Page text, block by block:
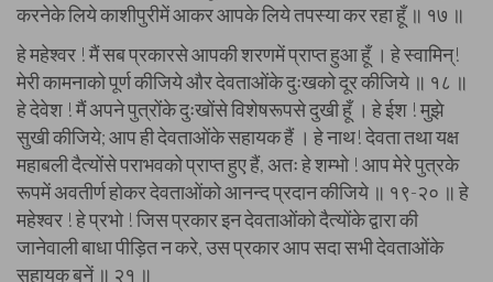
करनेके लिये काशीपुरीमें आकर आपके लिये तपस्या कर रहा हूँ ॥ १७ ॥
हे महेश्वर ! मैं सब प्रकारसे आपकी शरणमें प्राप्त हुआ हूँ । हे स्वामिन्!
मेरी कामनाको पूर्ण कीजिये और देवताओंके दुःखको दूर कीजिये ॥ १८ ॥
हे देवेश ! मैं अपने पुत्रोंके दुःखोंसे विशेषरूपसे दुखी हूँ । हे ईश ! मुझे
सुखी कीजिये; आप ही देवताओंके सहायक हैं । हे नाथ! देवता तथा यक्ष
महाबली दैत्योंसे पराभवको प्राप्त हुए हैं, अतः हे शम्भो ! आप मेरे पुत्रके
रूपमें अवतीर्ण होकर देवताओंको आनन्द प्रदान कीजिये ॥ १९-२० ॥ हे
महेश्वर ! हे प्रभो ! जिस प्रकार इन देवताओंको दैत्योंके द्वारा की
जानेवाली बाधा पीड़ित न करे, उस प्रकार आप सदा सभी देवताओंके
सहायक बनें ॥ २१ ॥